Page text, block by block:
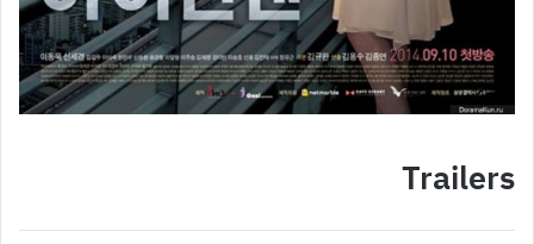
Trailers